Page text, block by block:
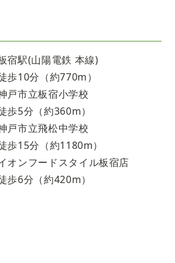
宿駅(山陽電鉄 本線)
歩10分（約770m）
戸市立板宿小学校
歩5分（約360m）
戸市立飛松中学校
歩15分（約1180m）
オンフードスタイル板宿店
歩6分（約420m）